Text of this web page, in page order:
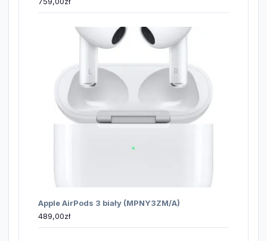
Apple AirPods 3 biały (MPNY3ZM/A)
489,00zł